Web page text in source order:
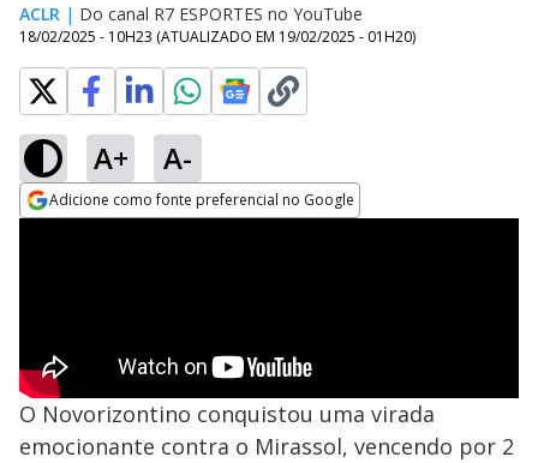
ACLR | Do canal R7 ESPORTES no YouTube
18/02/2025 - 10H23 (ATUALIZADO EM 19/02/2025 - 01H20)
A+ A-
Adicione como fonte preferencial no Google
O Novorizontino conquistou uma virada
emocionante contra o Mirassol, vencendo por 2